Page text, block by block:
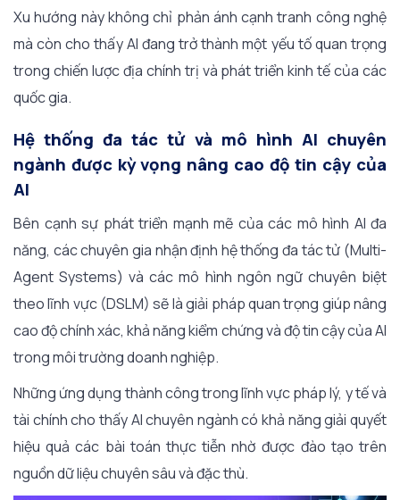
Xu hướng này không chỉ phản ánh cạnh tranh công nghệ
mà còn cho thấy AI đang trở thành một yếu tố quan trọng
trong chiến lược địa chính trị và phát triển kinh tế của các
quốc gia.
Hệ thống đa tác tử và mô hình AI chuyên
ngành được kỳ vọng nâng cao độ tin cậy của
AI
Bên cạnh sự phát triển mạnh mẽ của các mô hình AI đa
năng, các chuyên gia nhận định hệ thống đa tác tử (Multi-
Agent Systems) và các mô hình ngôn ngữ chuyên biệt
theo lĩnh vực (DSLM) sẽ là giải pháp quan trọng giúp nâng
cao độ chính xác, khả năng kiểm chứng và độ tin cậy của AI
trong môi trường doanh nghiệp.
Những ứng dụng thành công trong lĩnh vực pháp lý, y tế và
tài chính cho thấy AI chuyên ngành có khả năng giải quyết
hiệu quả các bài toán thực tiễn nhờ được đào tạo trên
nguồn dữ liệu chuyên sâu và đặc thù.